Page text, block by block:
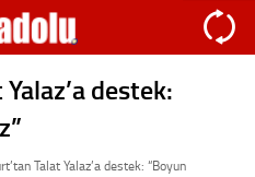
destek:
Talat Yalaz’a destek: “Boyun